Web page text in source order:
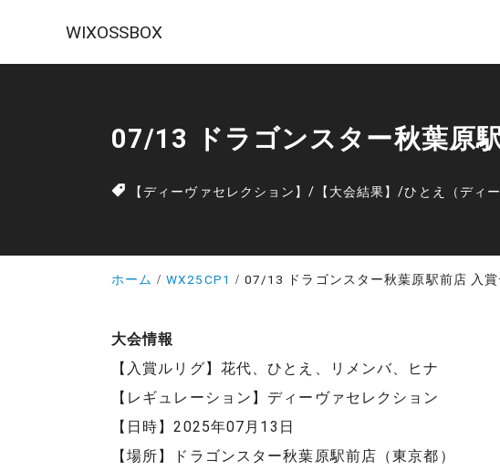
WIXOSSBOX
07/13 ドラゴンスター秋葉原
【ディーヴァセレクション】/ 【大会結果】/ひとえ（ディー
ホーム WX25CP1 07/13 ドラゴンスター秋葉原駅前店 入賞
大会情報
【入賞ルリグ】花代、ひとえ、リメンバ、ヒナ
【レギュレーション】ディーヴァセレクション
【日時】2025年07月13日
【場所】ドラゴンスター秋葉原駅前店（東京都）